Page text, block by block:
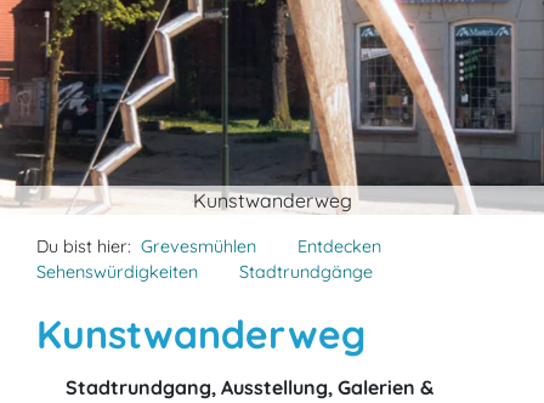
Kunstwanderweg
Du bist hier: Grevesmühlen
Entdecken
Sehenswürdigkeiten
Stadtrundgänge
Kunstwanderweg
Stadtrundgang, Ausstellung, Galerien &